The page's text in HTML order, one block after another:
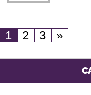
1 2 3 »